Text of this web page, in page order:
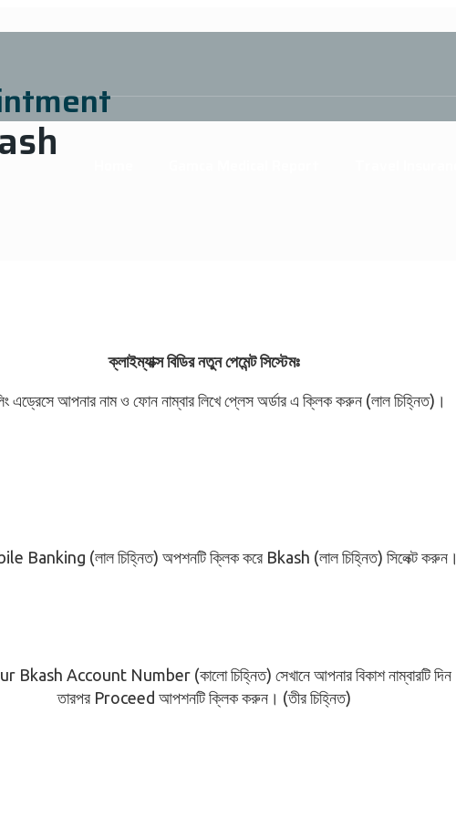
ক্লাইম্যাক্স বিডির নতুন পেমেন্ট সিস্টেমঃ
এড্রেসে আপনার নাম ও ফোন নাম্বার লিখে প্লেস অর্ডার এ ক্লিক করুন (লাল চিহ্নিত)।
Banking (লাল চিহ্নিত) অপশনটি ক্লিক করে Bkash (লাল চিহ্নিত) সিলেক্ট করুন।
Bkash Account Number (কালো চিহ্নিত) সেখানে আপনার বিকাশ নাম্বারটি দিন
তারপর Proceed আপশনটি ক্লিক করুন। (তীর চিহ্নিত)